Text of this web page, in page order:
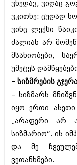
ოქტომბერი
სექტემბერი
აგვისტო
ივლისი
ივნისი
მაისი
აპრილი
მარტი
თებერვალი
იანვარი
დეკემბერი
ნოემბერი
სექტემბერი
აგვისტო
ვხედავ, ვიღაც
ვკითხე: ცუდად
ვინც ლექსი
ძალიან არ
მსახიობები,
უმეტეს
– სიზმრების
– სიზმარს
იყო ერთი
„არაფერი არ
სიზმარიო“. ის
და მე
ვეთანხმები.